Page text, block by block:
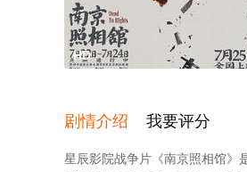
HD
剧情介绍 我要评分
星辰影院战争片《南京照相馆》